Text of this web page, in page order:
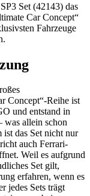
Set (42143) das
Car Concept“
Fahrzeuge
Concept“-Reihe ist
und entstand in
was allein schon
ist das Set nicht nur
auch Ferrari-
Weil es aufgrund
Set gilt,
erfahren, wenn es
jedes Sets trägt